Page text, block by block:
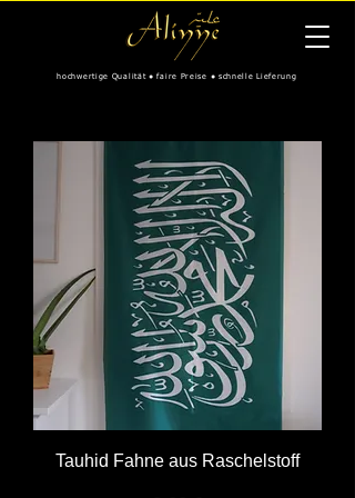
hochwertige Qualität ● faire Preise ● schnelle Lieferung
Tauhid Fahne aus Raschelstoff